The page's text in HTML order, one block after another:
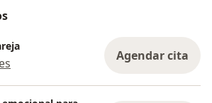
significativos en el menor tiempo
focalizadas, acuerdos claros y un
de los avances. La duración
de la situación particular y
Agendar cita